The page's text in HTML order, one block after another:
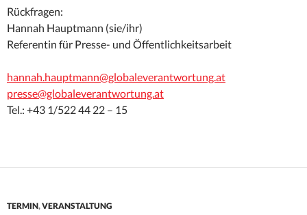
Rückfragen:
Hannah Hauptmann (sie/ihr)
Referentin für Presse- und Öffentlichkeitsarbeit
hannah.hauptmann@globaleverantwortung.at
presse@globaleverantwortung.at
Tel.: +43 1/522 44 22 – 15
TERMIN,VERANSTALTUNG